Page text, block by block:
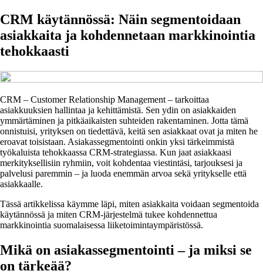
CRM käytännössä: Näin segmentoidaan
asiakkaita ja kohdennetaan markkinointia
tehokkaasti
CRM – Customer Relationship Management – tarkoittaa
asiakkuuksien hallintaa ja kehittämistä. Sen ydin on asiakkaiden
ymmärtäminen ja pitkäaikaisten suhteiden rakentaminen. Jotta tämä
onnistuisi, yrityksen on tiedettävä, keitä sen asiakkaat ovat ja miten he
eroavat toisistaan. Asiakassegmentointi onkin yksi tärkeimmistä
työkaluista tehokkaassa CRM-strategiassa. Kun jaat asiakkaasi
merkityksellisiin ryhmiin, voit kohdentaa viestintäsi, tarjouksesi ja
palvelusi paremmin – ja luoda enemmän arvoa sekä yritykselle että
asiakkaalle.
Tässä artikkelissa käymme läpi, miten asiakkaita voidaan segmentoida
käytännössä ja miten CRM-järjestelmä tukee kohdennettua
markkinointia suomalaisessa liiketoimintaympäristössä.
Mikä on asiakassegmentointi – ja miksi se
on tärkeää?